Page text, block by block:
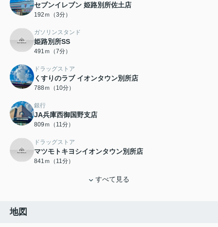
セブンイレブン 姫路別所佐土店
192ｍ（3分）
ガソリンスタンド
姫路別所SS
491ｍ（7分）
ドラッグストア
くすりのラブ イオンタウン別所店
788ｍ（10分）
銀行
JA兵庫西御国野支店
809ｍ（11分）
ドラッグストア
マツモトキヨシイオンタウン別所店
841ｍ（11分）
すべて見る
地図